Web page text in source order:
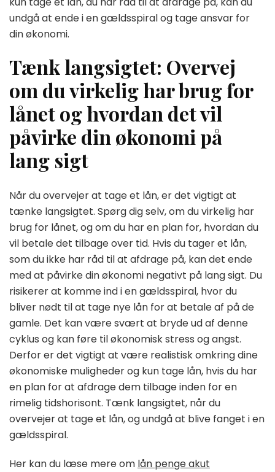
undgå at ende i en gældsspiral og tage ansvar for
din økonomi.
Tænk langsigtet: Overvej
om du virkelig har brug for
lånet og hvordan det vil
påvirke din økonomi på
lang sigt
Når du overvejer at tage et lån, er det vigtigt at
tænke langsigtet. Spørg dig selv, om du virkelig har
brug for lånet, og om du har en plan for, hvordan du
vil betale det tilbage over tid. Hvis du tager et lån,
som du ikke har råd til at afdrage på, kan det ende
med at påvirke din økonomi negativt på lang sigt. Du
risikerer at komme ind i en gældsspiral, hvor du
bliver nødt til at tage nye lån for at betale af på de
gamle. Det kan være svært at bryde ud af denne
cyklus og kan føre til økonomisk stress og angst.
Derfor er det vigtigt at være realistisk omkring dine
økonomiske muligheder og kun tage lån, hvis du har
en plan for at afdrage dem tilbage inden for en
rimelig tidshorisont. Tænk langsigtet, når du
overvejer at tage et lån, og undgå at blive fanget i en
gældsspiral.
Her kan du læse mere om lån penge akut